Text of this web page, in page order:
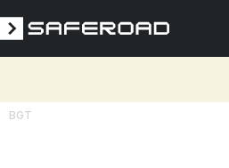
BGT